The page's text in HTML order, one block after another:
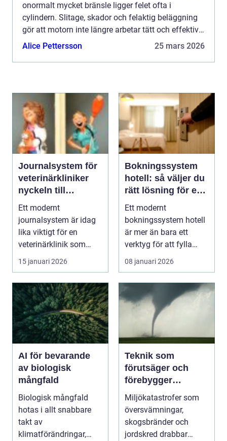
onormalt mycket bränsle ligger felet ofta i
cylindern. Slitage, skador och felaktig beläggning
gör att motorn inte längre arbetar tätt och effektivt.
Genom professionella cylinder Reperationer går d...
Alice Pettersson 25 mars 2026
Journalsystem för
veterinärkliniker
nyckeln till
smidigare vardag
och säkrare vård
Ett modernt
journalsystem är idag
lika viktigt för en
veterinärklinik som
röntgenutrustning och
15 januari 2026
Bokningssystem
hotell: så väljer du
rätt lösning för en
modern
gästupplevelse
Ett modernt
bokningssystem hotell
är mer än bara ett
verktyg för att fylla
rum. F&oum...
08 januari 2026
AI för bevarande
av biologisk
mångfald
Biologisk mångfald
hotas i allt snabbare
takt av
klimatförändringar,
Teknik som
förutsäger och
förebygger
miljökatastrofer i
realtid
Miljökatastrofer som
översvämningar,
skogsbränder och
jordskred drabbar